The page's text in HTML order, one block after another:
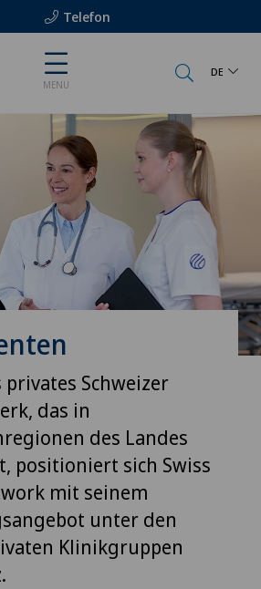
Telefon
MENU
DE
Schweizer
das in
des Landes
positioniert sich Swiss
mit seinem
unter den
Klinikgruppen